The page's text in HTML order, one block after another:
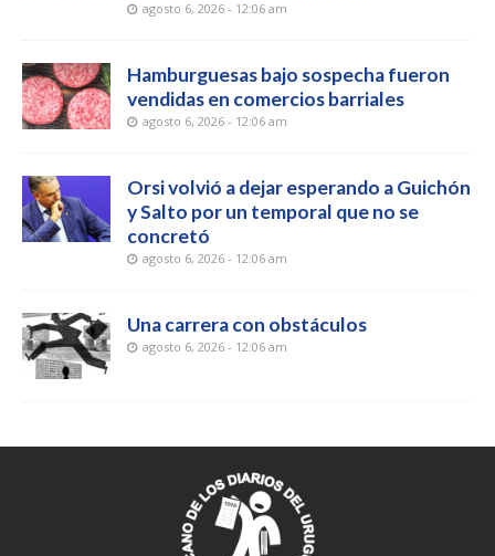
agosto 6, 2026 - 12:06 am
Hamburguesas bajo sospecha fueron
vendidas en comercios barriales
agosto 6, 2026 - 12:06 am
Orsi volvió a dejar esperando a Guichón
y Salto por un temporal que no se
concretó
agosto 6, 2026 - 12:06 am
Una carrera con obstáculos
agosto 6, 2026 - 12:06 am